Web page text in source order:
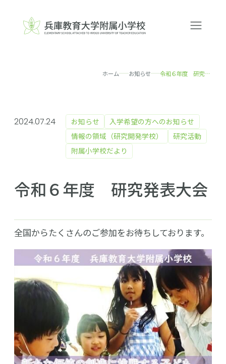
ホーム お知らせ 令和６年度 研究発表大会
令和６年度 研究発表大会
2024.07.24 お知らせ
入学希望の方へのお知らせ
情報の領域（研究開発学校）
研究活動
附属小学校だより
全国からたくさんのご参加をお待ちしております。